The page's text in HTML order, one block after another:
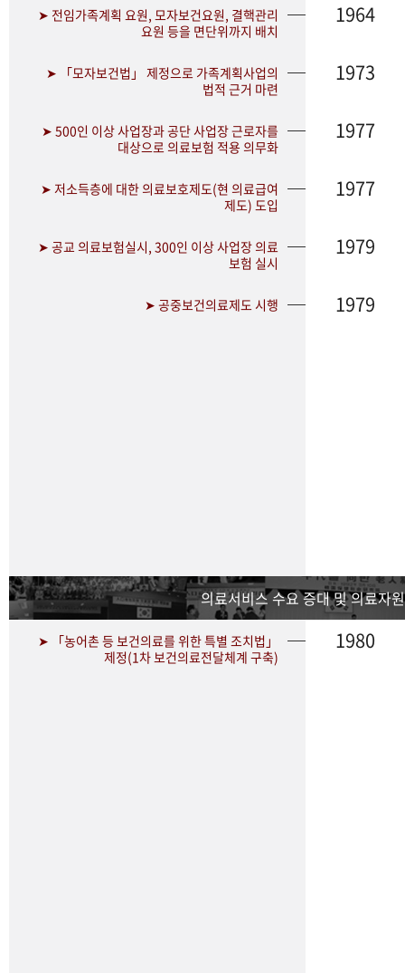
➤ 전임가족계획 요원, 모자보건요원, 결핵관리
요원 등을 면단위까지 배치
1964
➤ 「모자보건법」 제정으로 가족계획사업의
법적 근거 마련
1973
➤ 500인 이상 사업장과 공단 사업장 근로자를
대상으로 의료보험 적용 의무화
1977
➤ 저소득층에 대한 의료보호제도(현 의료급여
제도) 도입
1977
➤ 공교 의료보험실시, 300인 이상 사업장 의료
보험 실시
1979
➤ 공중보건의료제도 시행 1979
의료서비스 수요 증대 및 의료자
➤ 「농어촌 등 보건의료를 위한 특별 조치법」
제정(1차 보건의료전달체계 구축)
1980